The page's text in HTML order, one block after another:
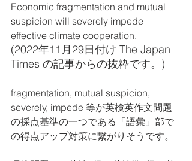
Economic fragmentation and mutual
suspicion will severely impede
effective climate cooperation.
(2022年11月29日付け The Japan
Times の記事からの抜粋です。)
fragmentation, mutual suspicion,
severely, impede 等が英検英作文問題
の採点基準の一つである「語彙」部で
の得点アップ対策に繋がりそうです。